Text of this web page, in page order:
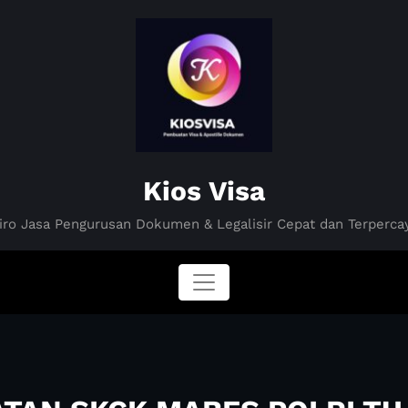
Kios Visa
Jasa Pengurusan Dokumen & Legalisir Cepat dan